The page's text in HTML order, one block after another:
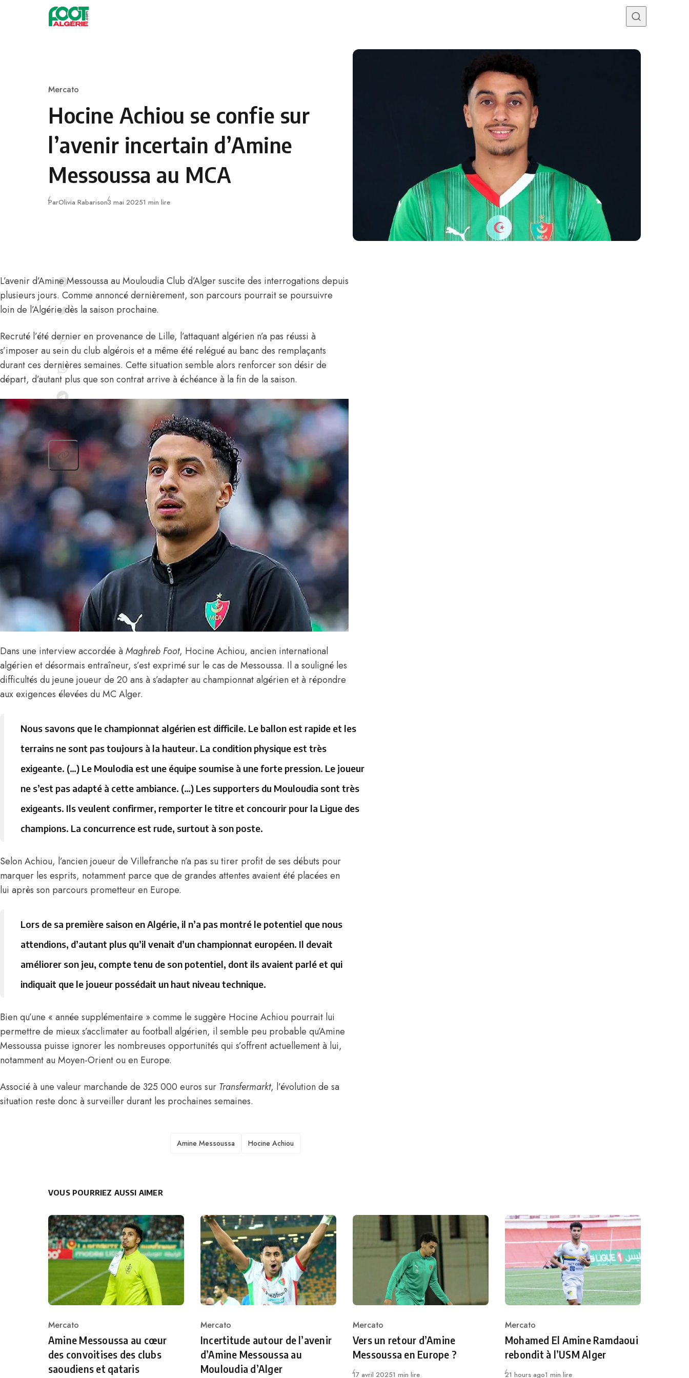
Skip to content
Category
Mercato
Hocine Achiou se confie sur
l’avenir incertain d’Amine
Messoussa au MCA
ParOlivia RabarisonPublié
3 mai 20251 min lire
L’avenir d’Amine Messoussa au Mouloudia Club d’Alger suscite des interrogations depuis
plusieurs jours. Comme annoncé dernièrement, son parcours pourrait se poursuivre
loin de l’Algériedès la saison prochaine.
Recruté l’été dernier en provenance de Lille, l’attaquant algérien n’a pas réussi à
s’imposer au sein du club algérois et a même été relégué au banc des remplaçants
durant ces dernières semaines. Cette situation semble alors renforcer son désir de
départ, d’autant plus que son contrat arrive à échéance à la fin de la saison.
Dans une interview accordée à Maghreb Foot, Hocine Achiou, ancien international
algérien et désormais entraîneur, s’est exprimé sur le cas de Messoussa. Il a souligné les
difficultés du jeune joueur de 20 ans à s’adapter au championnat algérien et à répondre
aux exigences élevées du MC Alger.
Nous savons que le championnat algérien est difficile. Le ballon est rapide et les
terrains ne sont pas toujours à la hauteur. La condition physique est très
exigeante. (…) Le Moulodia est une équipe soumise à une forte pression. Le joueur
ne s’est pas adapté à cette ambiance. (…) Les supporters du Mouloudia sont très
exigeants. Ils veulent confirmer, remporter le titre et concourir pour la Ligue des
champions. La concurrence est rude, surtout à son poste.
Selon Achiou, l’ancien joueur de Villefranche n’a pas su tirer profit de ses débuts pour
marquer les esprits, notamment parce que de grandes attentes avaient été placées en
lui après son parcours prometteur en Europe.
Lors de sa première saison en Algérie, il n’a pas montré le potentiel que nous
attendions, d’autant plus qu’il venait d’un championnat européen. Il devait
améliorer son jeu, compte tenu de son potentiel, dont ils avaient parlé et qui
indiquait que le joueur possédait un haut niveau technique.
Bien qu’une « année supplémentaire » comme le suggère Hocine Achiou pourrait lui
permettre de mieux s’acclimater au football algérien, il semble peu probable qu’Amine
Messoussa puisse ignorer les nombreuses opportunités qui s’offrent actuellement à lui,
notamment au Moyen-Orient ou en Europe.
Associé à une valeur marchande de 325 000 euros sur Transfermarkt, l’évolution de sa
situation reste donc à surveiller durant les prochaines semaines.
TAGS
Amine Messoussa Hocine Achiou
VOUS POURRIEZ AUSSI AIMER
Category
Mercato
Amine Messoussa au cœur
des convoitises des clubs
saoudiens et qataris
Category
Mercato
Incertitude autour de l’avenir
d’Amine Messoussa au
Mouloudia d’Alger
Category
Mercato
Vers un retour d’Amine
Messoussa en Europe ?
Publié
17 avril 20251 min lire
Category
Mercato
Mohamed El Amine Ramdaoui
rebondit à l’USM Alger
Publié
21 hours ago1 min lire